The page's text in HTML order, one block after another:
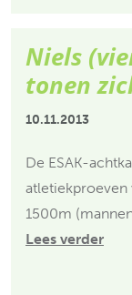
Niels
tonen
10.11.2013
De ESAK-
1500m
Lees verder